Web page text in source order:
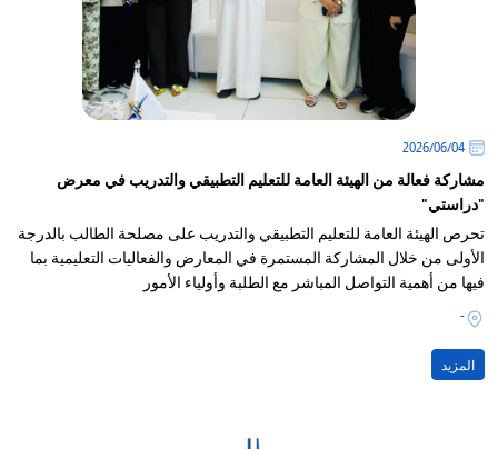
04‏/06‏/2026
مشاركة فعالة من الهيئة العامة للتعليم التطبيقي والتدريب في معرض
"دراستي"
تحرص الهيئة العامة للتعليم التطبيقي والتدريب على مصلحة الطالب بالدرجة
الأولى من خلال المشاركة المستمرة في المعارض والفعاليات التعليمية بما
فيها من أهمية التواصل المباشر مع الطلبة وأولياء الأمور
-
المزيد